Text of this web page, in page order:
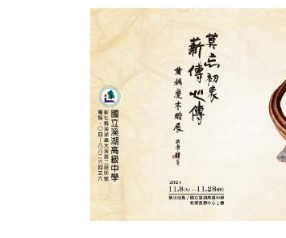
莫忘初衷，薪傳心傳-黃媽慶木雕展